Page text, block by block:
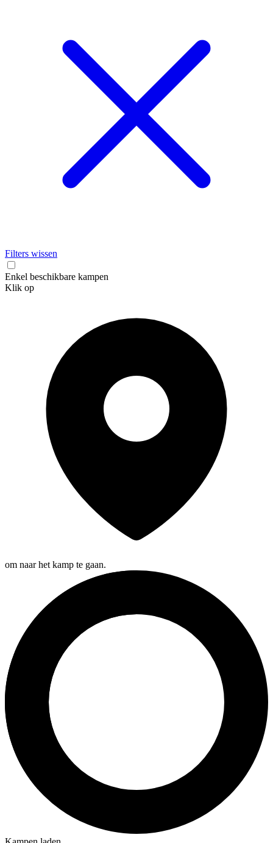
Filters wissen
Enkel beschikbare kampen
Klik op
om naar het kamp te gaan.